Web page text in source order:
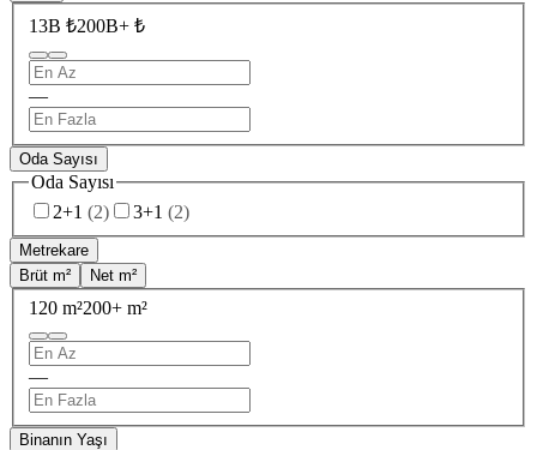
13B ₺200B+ ₺
—
Oda Sayısı
Oda Sayısı
2+1 (2) 3+1 (2)
Metrekare
Brüt m²
Net m²
120 m²200+ m²
—
Binanın Yaşı